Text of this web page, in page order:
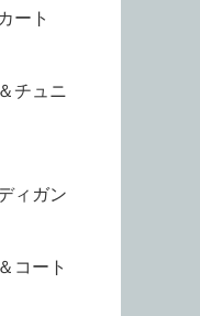
ート
チュニ
ィガン
コート